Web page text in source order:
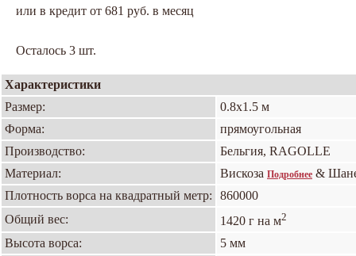
или в кредит от 681 руб. в месяц
Осталось 3 шт.
Характеристики
Размер:
0.8х1.5 м
Форма:
прямоугольная
Производство:
Бельгия, RAGOLLE
Материал:
Вискоза Подробнее &
Плотность ворса на квадратный метр:
860000
Общий вес:
1420 г на м2
Высота ворса:
5 мм